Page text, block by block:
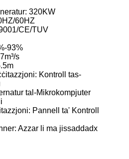
320KW
60HZ
CE/TUV
93%
s
Kontroll tas-
tal-Mikrokompjuter
Pannell ta' Kontroll
Azzar li ma jissaddadx